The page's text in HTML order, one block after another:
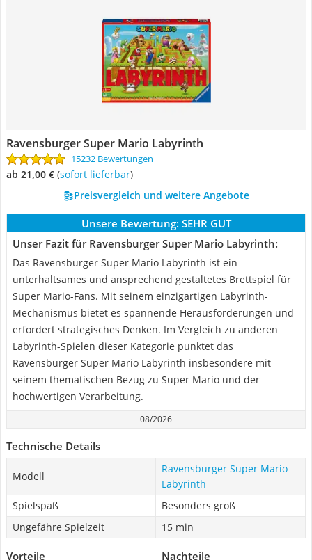
Ravensburger Super Mario Labyrinth
15232 Bewertungen
ab 21,00 € ( Sofort lieferbar)
Preisvergleich und weitere Angebote
Unsere Bewertung: SEHR GUT
Unser Fazit für Ravensburger Super Mario Labyrinth:
Das Ravensburger Super Mario Labyrinth ist ein
unterhaltsames und ansprechend gestaltetes Brettspiel für
Super Mario-Fans. Mit seinem einzigartigen Labyrinth-
Mechanismus bietet es spannende Herausforderungen und
erfordert strategisches Denken. Im Vergleich zu anderen
Labyrinth-Spielen dieser Kategorie punktet das
Ravensburger Super Mario Labyrinth insbesondere mit
seinem thematischen Bezug zu Super Mario und der
hochwertigen Verarbeitung.
08/2026
Technische Details
Modell
Ravensburger Super Mario
Labyrinth
Spielspaß
Besonders groß
Ungefähre Spielzeit
15 min
Vorteile Nachteile